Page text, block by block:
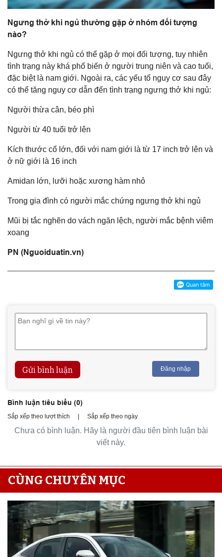
Ngưng thở khi ngủ thường gặp ở nhóm đối tượng
nào?
Ngưng thở khi ngủ có thể gặp ở mọi đối tượng, tuy nhiên
tình trạng này khá phổ biến ở người trung niên và cao tuổi,
đặc biệt là nam giới. Ngoài ra, các yếu tố nguy cơ sau đây
có thể tăng nguy cơ dẫn đến tình trạng ngưng thở khi ngủ:
Người thừa cân, béo phì
Người từ 40 tuổi trở lên
Kích thước cổ lớn, đối với nam giới là từ 17 inch trở lên và
ở nữ giới là 16 inch
Amidan lớn, lưỡi hoặc xương hàm nhỏ
Trong gia đình có người mắc chứng ngưng thở khi ngủ
Mũi bị tắc nghẽn do vách ngăn lệch, người mắc bệnh viêm
xoang
PN (Nguoiduatin.vn)
Gửi bình luận Đăng nhập
Bình luận tiêu biểu (0)
Sắp xếp theo lượt thích | Sắp xếp theo ngày
Chưa có bình luận. Hãy là người đầu tiên bình luận bài
viết này.
CÙNG CHUYÊN MỤC